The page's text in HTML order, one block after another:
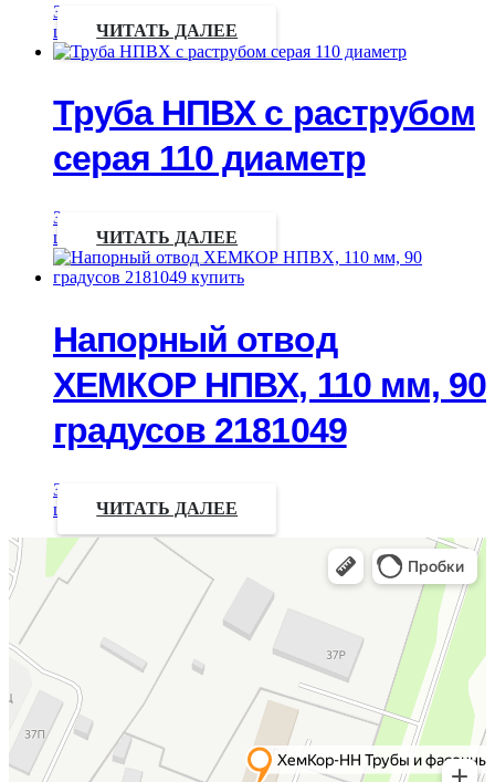
Запрос
цены
ЧИТАТЬ ДАЛЕЕ
Труба НПВХ с раструбом
серая 110 диаметр
Запрос
цены
ЧИТАТЬ ДАЛЕЕ
Напорный отвод
ХЕМКОР НПВХ, 110 мм, 90
градусов 2181049
Запрос
цены
ЧИТАТЬ ДАЛЕЕ